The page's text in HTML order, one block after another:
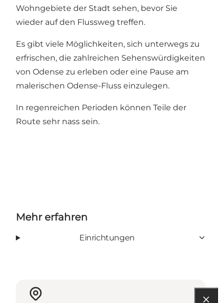
Wohngebiete der Stadt sehen, bevor Sie
wieder auf den Flussweg treffen.
Es gibt viele Möglichkeiten, sich unterwegs zu
erfrischen, die zahlreichen Sehenswürdigkeiten
von Odense zu erleben oder eine Pause am
malerischen Odense-Fluss einzulegen.
In regenreichen Perioden können Teile der
Route sehr nass sein.
Mehr erfahren
Einrichtungen